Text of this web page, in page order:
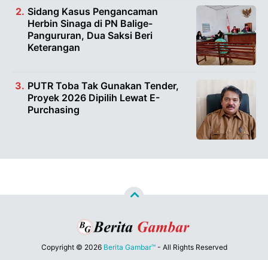
Sidang Kasus Pengancaman
Herbin Sinaga di PN Balige-
Pangururan, Dua Saksi Beri
Keterangan
PUTR Toba Tak Gunakan Tender,
Proyek 2026 Dipilih Lewat E-
Purchasing
Copyright © 2026 Berita Gambar™- All Rights Reserved